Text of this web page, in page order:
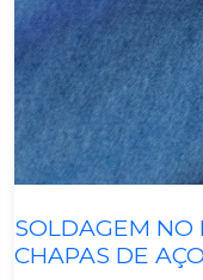
SOLDAGEM NO
CHAPAS DE